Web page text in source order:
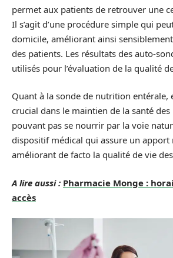
permet aux patients de retrouver une
Il s’agit d’une procédure simple qui
domicile, améliorant ainsi
des patients. Les résultats des auto-
utilisés pour l’évaluation de la qualité
Quant à la sonde de nutrition entérale,
crucial dans le maintien de la santé
pouvant pas se nourrir par la voie
dispositif médical qui assure un
améliorant de facto la qualité de vie
A lire aussi : Pharmacie Monge :
accès